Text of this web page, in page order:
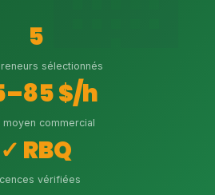
5
sélectionnés
$/h
moyen commercial
✓ RBQ
vérifiées